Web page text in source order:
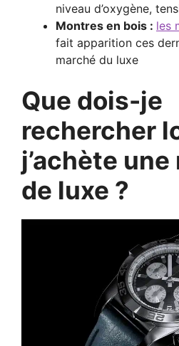
niveau d’oxygène,
Montres en bois : les
fait apparition ces
marché du luxe
Que dois-je
rechercher
j’achète
de luxe ?